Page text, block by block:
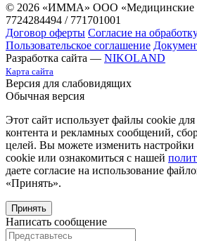
© 2026 «ИММА» ООО «Медицинские
7724284494 / 771701001
Договор оферты Согласие на
Пользовательское соглашение
Разработка сайта — NIKOLAND
Карта сайта
Версия для слабовидящих
Обычная версия
Этот сайт использует файлы cookie
контента и рекламных сообщений,
целей. Вы можете изменить настройки
cookie или ознакомиться с нашей
даете согласие на использование
«Принять».
Принять
Написать сообщение